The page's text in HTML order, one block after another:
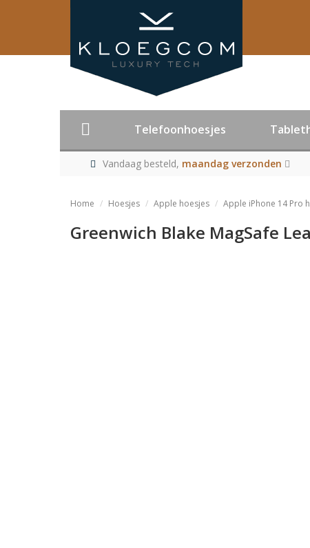
Telefoonhoesjes
Vandaag besteld, maandag verzonden
Home Hoesjes Apple hoesjes Apple iPhone 14 Pro
Greenwich Blake MagSafe